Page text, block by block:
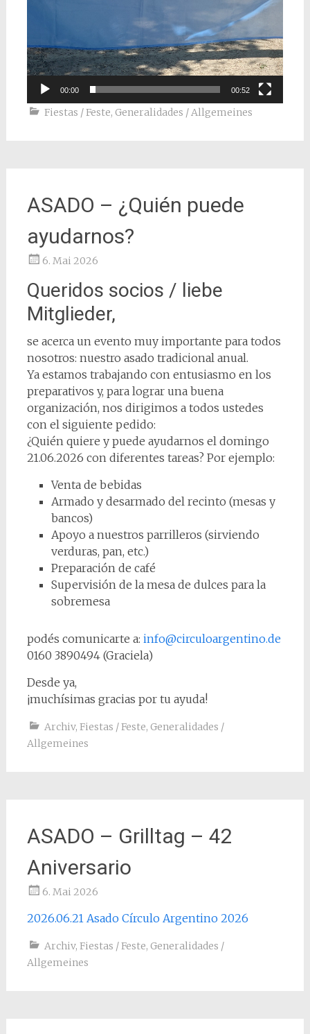
00:00 00:52
Fiestas / Feste, Generalidades / Allgemeines
ASADO – ¿Quién puede
ayudarnos?
6. Mai 2026
Queridos socios / liebe
Mitglieder,
se acerca un evento muy importante para todos
nosotros: nuestro asado tradicional anual.
Ya estamos trabajando con entusiasmo en los
preparativos y, para lograr una buena
organización, nos dirigimos a todos ustedes
con el siguiente pedido:
¿Quién quiere y puede ayudarnos el domingo
21.06.2026 con diferentes tareas? Por ejemplo:
Venta de bebidas
Armado y desarmado del recinto (mesas y
bancos)
Apoyo a nuestros parrilleros (sirviendo
verduras, pan, etc.)
Preparación de café
Supervisión de la mesa de dulces para la
sobremesa
podés comunicarte a: info@circuloargentino.de
0160 3890494 (Graciela)
Desde ya,
¡muchísimas gracias por tu ayuda!
Archiv, Fiestas / Feste, Generalidades /
Allgemeines
ASADO – Grilltag – 42
Aniversario
6. Mai 2026
2026.06.21 Asado Círculo Argentino 2026
Archiv, Fiestas / Feste, Generalidades /
Allgemeines